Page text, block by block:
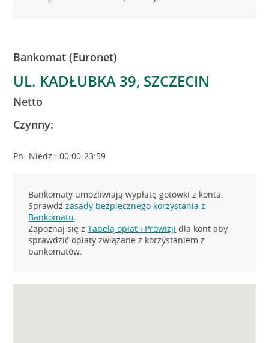
Bankomat (Euronet)
UL. KADŁUBKA 39, SZCZECIN
Netto
Czynny:
Pn.-Niedz.: 00:00-23:59
Bankomaty umożliwiają wypłatę gotówki z konta.
Sprawdźzasady bezpiecznego korzystania z
Bankomatu.
Zapoznaj się zTabelą opłat i Prowizji dla kont aby
sprawdzić opłaty związane z korzystaniem z
bankomatów.